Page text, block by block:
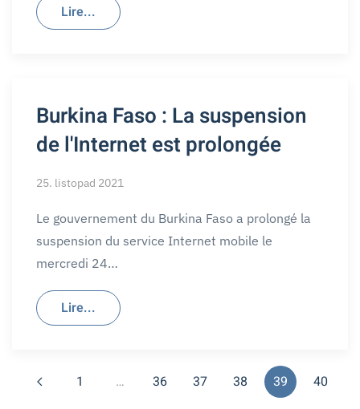
Lire...
Burkina Faso : La suspension
de l'Internet est prolongée
25. listopad 2021
Le gouvernement du Burkina Faso a prolongé la
suspension du service Internet mobile le
mercredi 24…
Lire...
1 … 36 37 38 39 40